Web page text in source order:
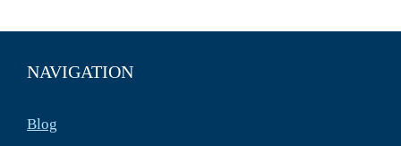
NAVIGATION
Blog